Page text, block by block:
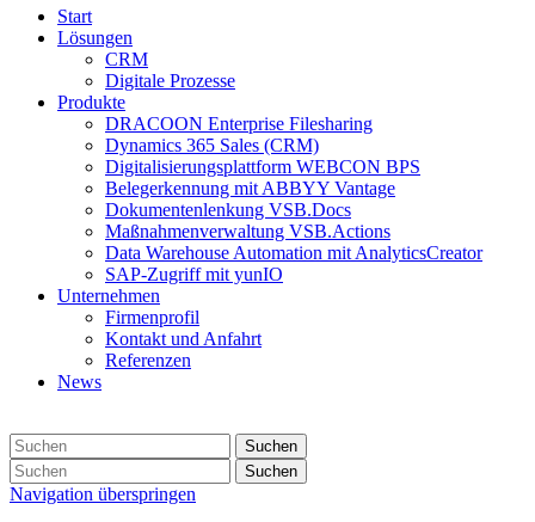
Start
Lösungen
CRM
Digitale Prozesse
Produkte
DRACOON Enterprise Filesharing
Dynamics 365 Sales (CRM)
Digitalisierungsplattform WEBCON BPS
Belegerkennung mit ABBYY Vantage
Dokumentenlenkung VSB.Docs
Maßnahmenverwaltung VSB.Actions
Data Warehouse Automation mit AnalyticsCreator
SAP-Zugriff mit yunIO
Unternehmen
Firmenprofil
Kontakt und Anfahrt
Referenzen
News
Suchen
Suchen
Navigation überspringen